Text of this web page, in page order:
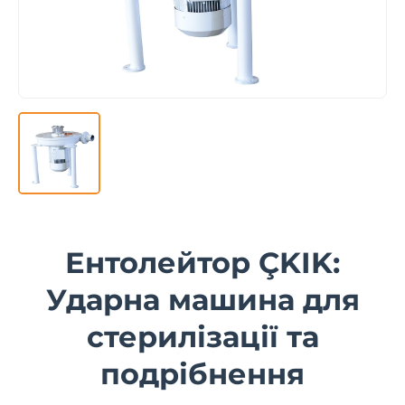
Ентолейтор ÇKIK:
Ударна машина для
стерилізації та
подрібнення